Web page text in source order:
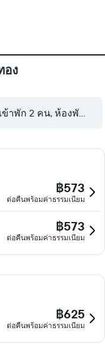
the property.
อง
ข้าพัก 2 คน, ห้องพัก 1 ห้
฿573
ต่อคืนพร้อมค่าธรรมเนียม
฿573
ต่อคืนพร้อมค่าธรรมเนียม
฿625
ต่อคืนพร้อมค่าธรรมเนียม